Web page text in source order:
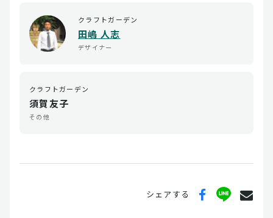
クラフトガーデン
田嶋 人志
デザイナー
クラフトガーデン
須賀友子
その他
シェアする